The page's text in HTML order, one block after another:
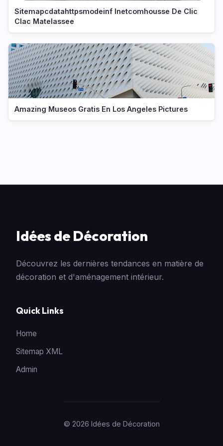
Sitemapcdatahttpsmodeinf Inetcomhousse De Clic
Clac Matelassee
Amazing Museos Gratis En Los Angeles Pictures
Idées de Décoration
Découvrez les dernières tendances en matière de
décoration et d'aménagement intérieur.
Quick Links
Home
Sitemap XML
Admin
© 2026 Idées de Décoration